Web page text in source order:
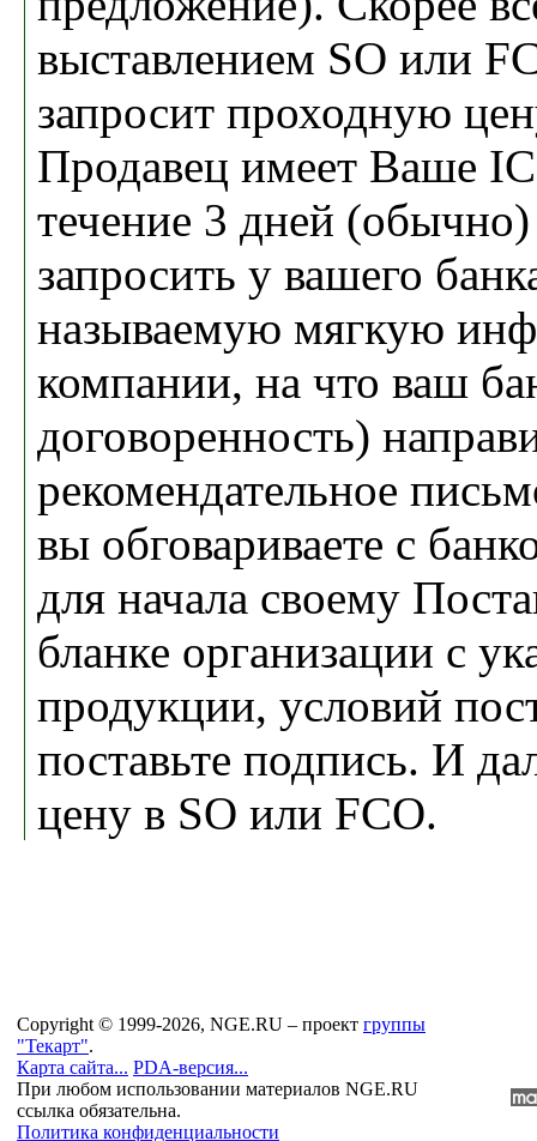
выставлением SO или
запросит проходную
Продавец имеет Ваше
течение 3 дней
запросить у вашего
называемую мягкую
компании, на что ваш
договоренность)
рекомендательное
вы обговариваете с
для начала своему
бланке организации с
продукции, условий
поставьте подпись. И
цену в SO или FCO.
Copyright © 1999-2026, NGE.RU – проект группы
"Текарт".
Карта сайта... PDA-версия...
При любом использовании материалов NGE.RU
ссылка обязательна.
Политика конфиденциальности